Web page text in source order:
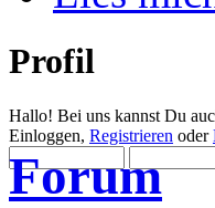
Profil
Hallo! Bei uns kannst Du
Einloggen, Registrieren oder
Forum